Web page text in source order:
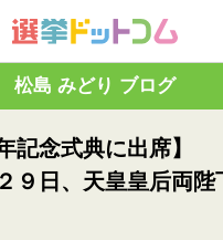
松島 みどり ブログ
年記念式典に出席】
９日、天皇皇后両陛